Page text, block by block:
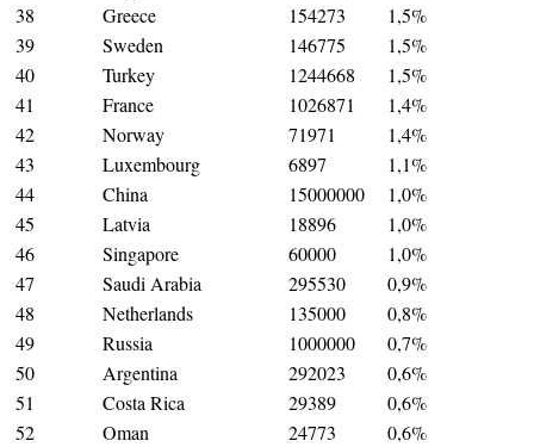
38
Greece 154273
1,5%
39
Sweden 146775
1,5%
40
Turkey 1244668
1,5%
41
France 1026871
1,4%
42
Norway 71971
1,4%
43
Luxembourg 6897
1,1%
44
China 15000000
1,0%
45
Latvia 18896
1,0%
46
Singapore 60000
1,0%
47
Saudi Arabia 295530
0,9%
48
Netherlands 135000
0,8%
49
Russia 1000000
0,7%
50
Argentina 292023
0,6%
51
Costa Rica 29389
0,6%
52
Oman 24773
0,6%